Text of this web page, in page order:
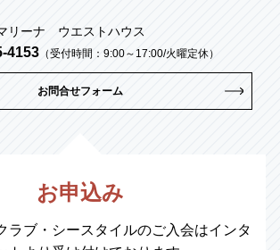
リーナ ウエストハウス
4153 （受付時間：9:00～17:00/火曜定休）
お問合せフォーム
お申込み
ラブ・シースタイルのご入会はインタ